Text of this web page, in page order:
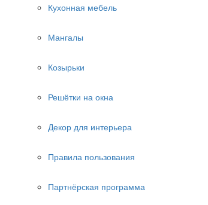
Кухонная мебель
Мангалы
Козырьки
Решётки на окна
Декор для интерьера
Правила пользования
Партнёрская программа